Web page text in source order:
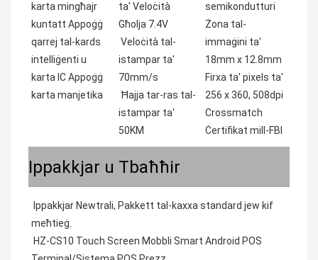
karta mingħajr
kuntatt Appoġġ
qarrej tal-kards
intelliġenti u
karta IC Appoġġ
karta manjetika
ta' Veloċità
Għolja 7.4V
Veloċità tal-
istampar ta'
70mm/s
Ħajja tar-ras tal-
istampar ta'
50KM
semikondutturi
Żona tal-
immaġini ta'
18mm x 12.8mm
Firxa ta' pixels ta'
256 x 360, 508dpi
Crossmatch
Ċertifikat mill-FBI
Ippakkjar u Tbaħħir
Ippakkjar Newtrali, Pakkett tal-kaxxa standard jew kif
meħtieġ.